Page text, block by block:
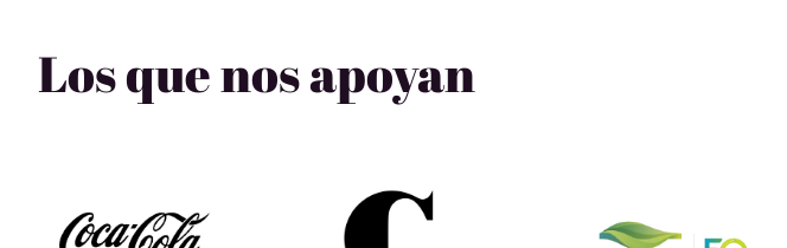
Los que nos apoyan